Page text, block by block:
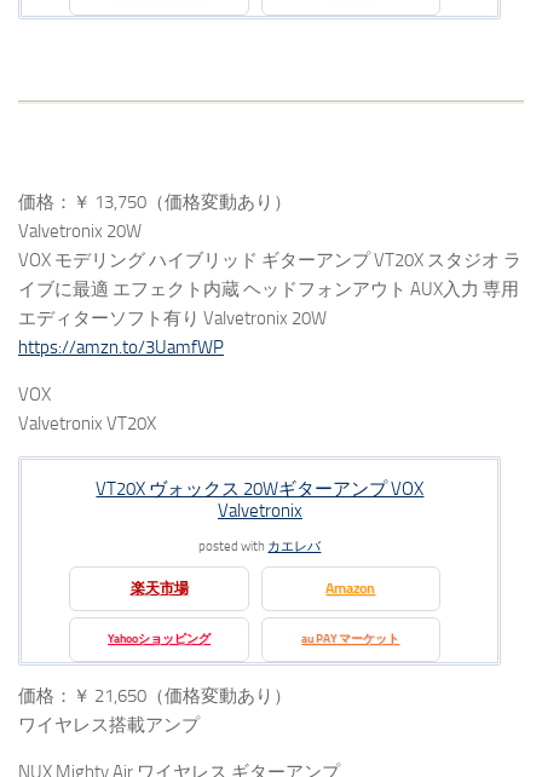
価格：￥ 13,750（価格変動あり）
Valvetronix 20W
VOX モデリング ハイブリッド ギターアンプ VT20X スタジオ ラ
イブに最適 エフェクト内蔵 ヘッドフォンアウト AUX入力 専用
エディターソフト有り Valvetronix 20W
https://amzn.to/3UamfWP
VOX
Valvetronix VT20X
VT20X ヴォックス 20Wギターアンプ VOX
Valvetronix
posted with カエレバ
楽天市場 Amazon
Yahooショッピング au PAY マーケット
価格：￥ 21,650（価格変動あり）
ワイヤレス搭載アンプ
NUX Mighty Air ワイヤレス ギターアンプ